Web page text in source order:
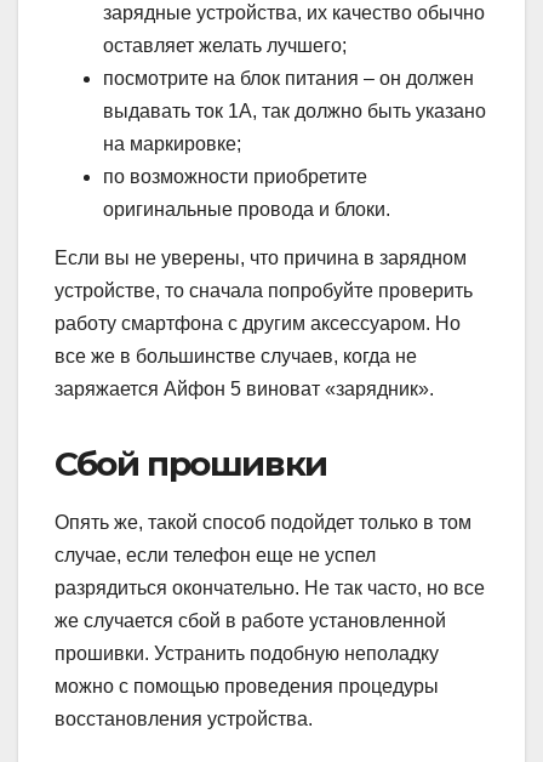
зарядные устройства, их качество обычно
оставляет желать лучшего;
посмотрите на блок питания – он должен
выдавать ток 1А, так должно быть указано
на маркировке;
по возможности приобретите
оригинальные провода и блоки.
Если вы не уверены, что причина в зарядном
устройстве, то сначала попробуйте проверить
работу смартфона с другим аксессуаром. Но
все же в большинстве случаев, когда не
заряжается Айфон 5 виноват «зарядник».
Сбой прошивки
Опять же, такой способ подойдет только в том
случае, если телефон еще не успел
разрядиться окончательно. Не так часто, но все
же случается сбой в работе установленной
прошивки. Устранить подобную неполадку
можно с помощью проведения процедуры
восстановления устройства.